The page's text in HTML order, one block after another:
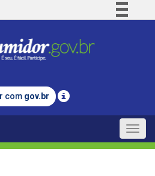
Comunica BR
Legislação
com gov.br
Toggle